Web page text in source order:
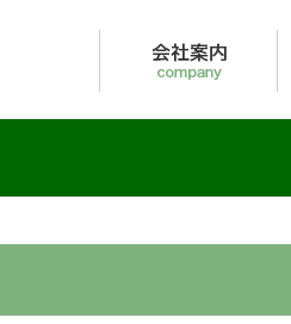
事業内容